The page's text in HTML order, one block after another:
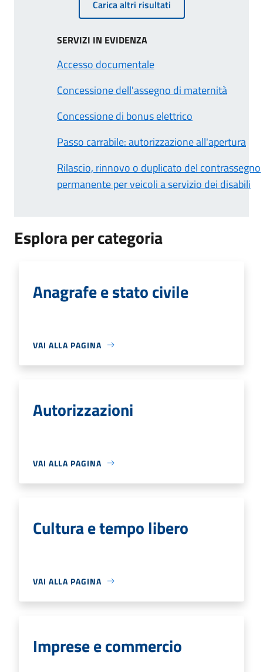
Carica altri risultati
SERVIZI IN EVIDENZA
Accesso documentale
Concessione dell'assegno di maternità
Concessione di bonus elettrico
Passo carrabile: autorizzazione all'apertura
Rilascio, rinnovo o duplicato del contrassegno
permanente per veicoli a servizio dei disabili
Esplora per categoria
Anagrafe e stato civile
VAI ALLA PAGINA
Autorizzazioni
VAI ALLA PAGINA
Cultura e tempo libero
VAI ALLA PAGINA
Imprese e commercio